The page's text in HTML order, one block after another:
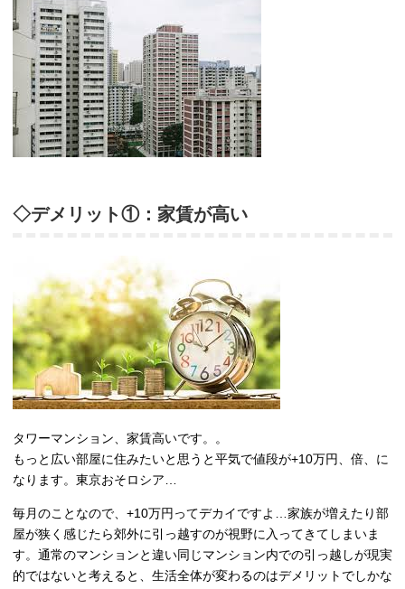
◇デメリット①：家賃が高い
タワーマンション、家賃高いです。。
もっと広い部屋に住みたいと思うと平気で値段が+10万円、倍、に
なります。東京おそロシア…
毎月のことなので、+10万円ってデカイですよ…家族が増えたり部
屋が狭く感じたら郊外に引っ越すのが視野に入ってきてしまいま
す。通常のマンションと違い同じマンション内での引っ越しが現実
的ではないと考えると、生活全体が変わるのはデメリットでしかな